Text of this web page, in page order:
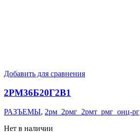
Добавить для сравнения
2РМ36Б20Г2В1
РАЗЪЕМЫ, 2рм_2рмг_2рмт_рмг_онц-рг
Нет в наличии